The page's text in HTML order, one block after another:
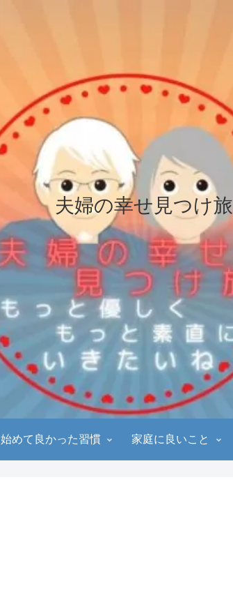
夫婦の幸せ見つけ旅
始めて良かった習慣 家庭に良いこと